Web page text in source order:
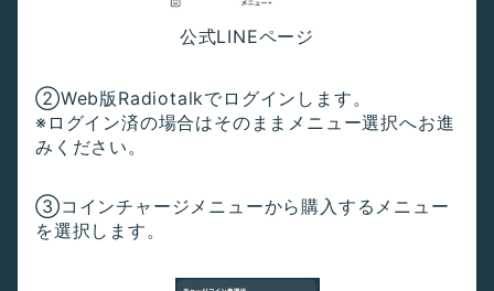
公式LINEページ
②Web版Radiotalkでログインします。
※ログイン済の場合はそのままメニュー選択へお進
みください。
③コインチャージメニューから購入するメニュー
を選択します。